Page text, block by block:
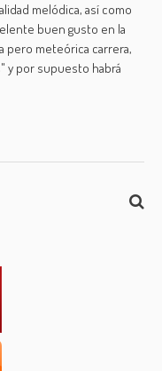
melódica, así como
buen gusto en la
pero meteórica carrera,
y por supuesto habrá